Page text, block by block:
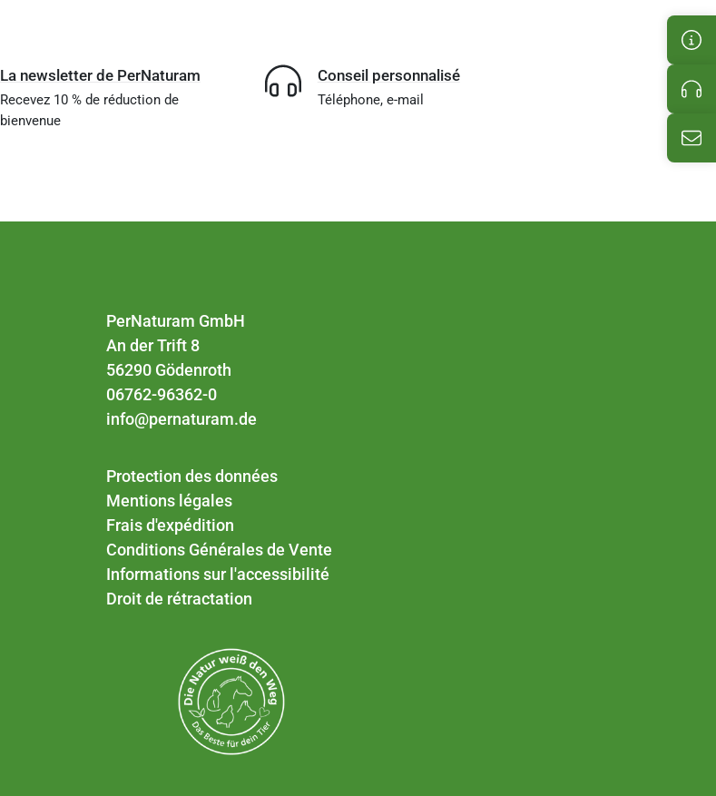
E-
La newsletter de PerNaturam
Recevez 10 % de réduction de
bienvenue
Conseil personnalisé
Téléphone, e-mail
PerNaturam GmbH
An der Trift 8
56290 Gödenroth
06762-96362-0
info@pernaturam.de
Protection des données
Mentions légales
Frais d'expédition
Conditions Générales de Vente
Informations sur l'accessibilité
Droit de rétractation